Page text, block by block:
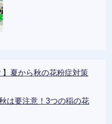
】夏から秋の花粉症対策
は要注意！3つの稲の花